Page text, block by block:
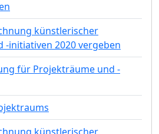
künstlerischer
-initiativen 2020 vergeben
für Projekträume und -